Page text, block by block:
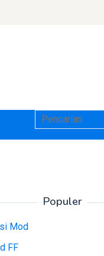
Populer
Mod
FF